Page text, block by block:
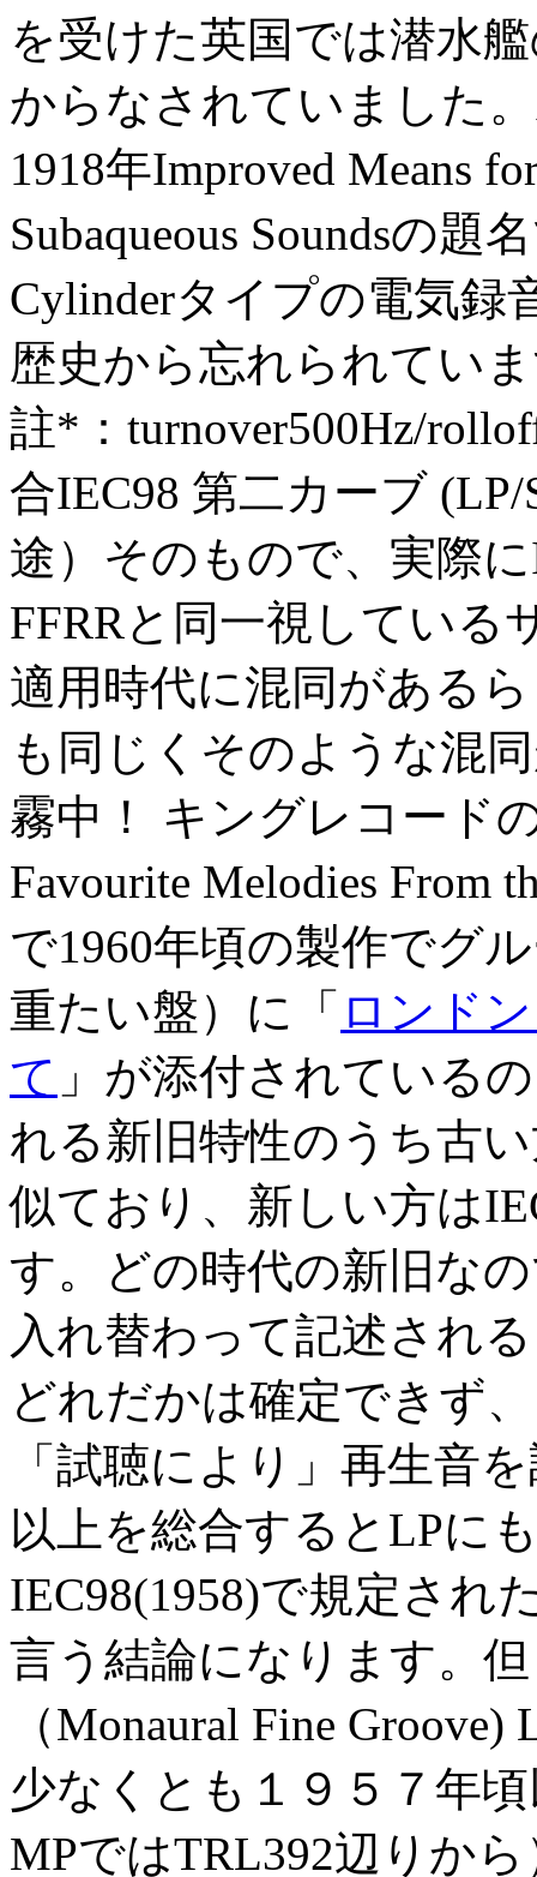
を受けた英国では潜水
からなされていました。
1918年Improved Means
Subaqueous Soundsの
Cylinderタイプの電気録
歴史から忘れられてい
註*：turnover500Hz/
合IEC98 第二カーブ
途）そのもので、実際
FFRRと同一視している
適用時代に混同がある
も同じくそのような混
霧中！ キングレコード
Favourite Melodies From
で1960年頃の製作でグ
重たい盤）に「 ロンド
て 」が添付されている
れる新旧特性のうち古
似ており、新しい方は
す。どの時代の新旧な
入れ替わって記述され
どれだかは確定できず
「試聴により」再生音
以上を総合するとLPに
IEC98(1958)で規定され
言う結論になります。
（Monaural Fine
少なくとも１９５７年
MPではTRL392辺りか